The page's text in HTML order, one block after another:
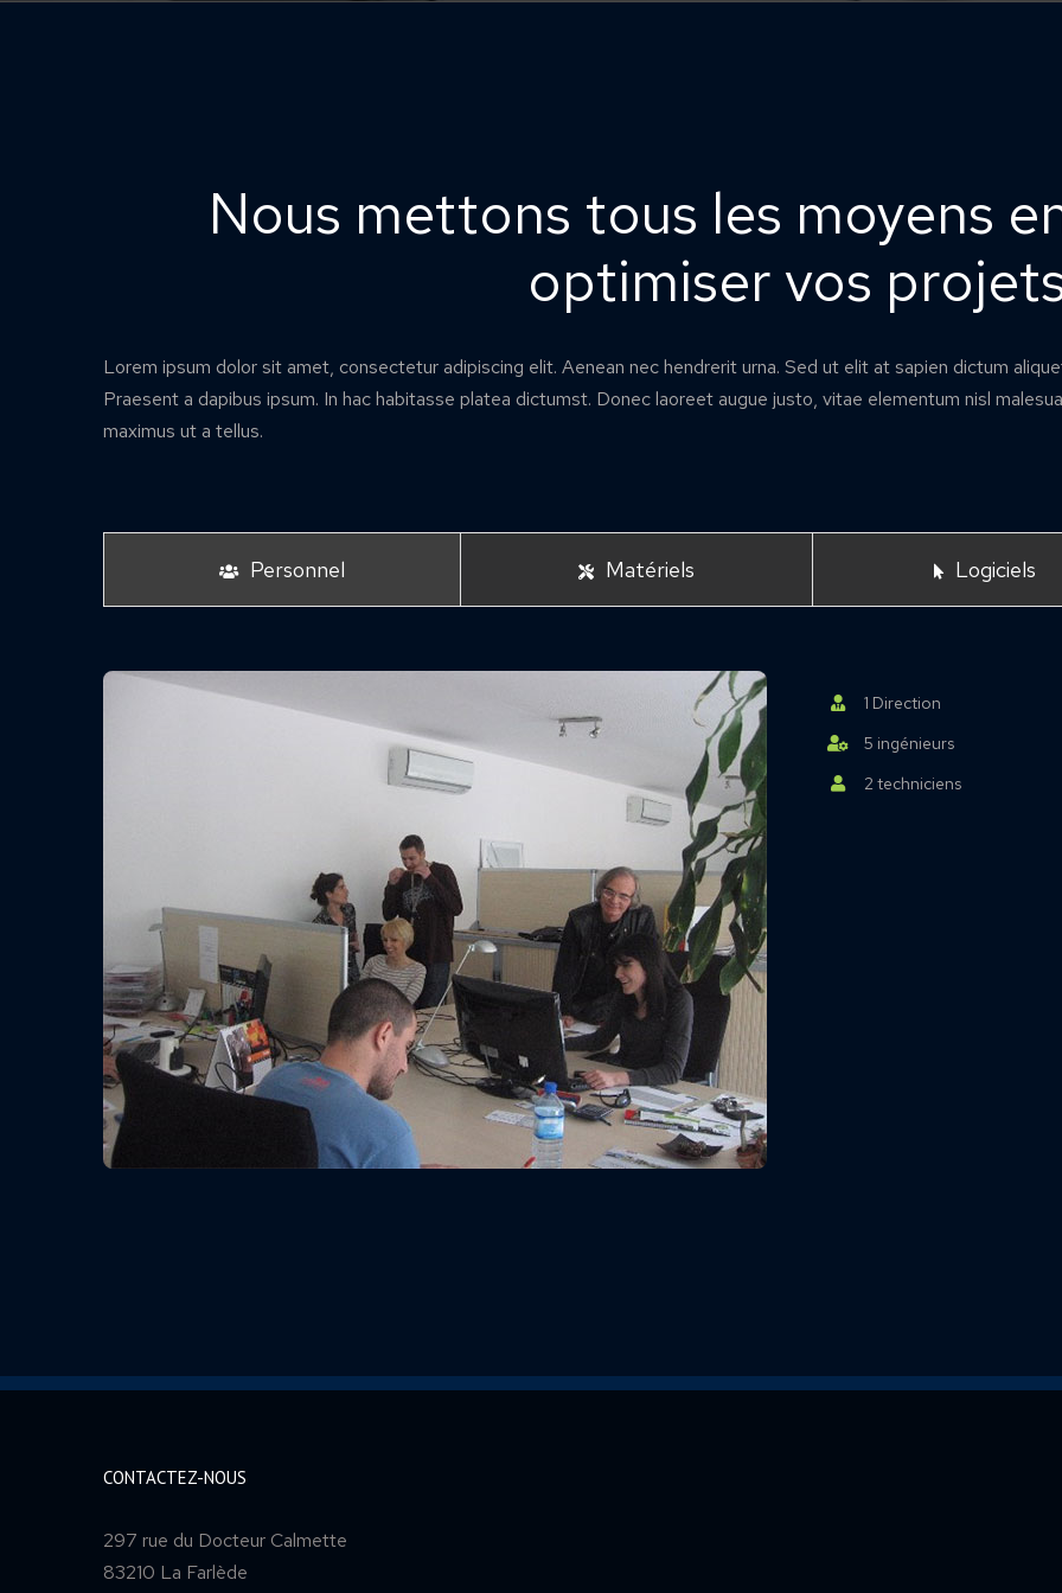
Nous mettons tous les moyens
optimiser vos
Lorem ipsum dolor sit amet, consectetur adipiscing elit. Aenean nec hendrerit urna. Sed ut elit at sapien dictum
Praesent a dapibus ipsum. In hac habitasse platea dictumst. Donec laoreet augue justo, vitae elementum nisl
maximus ut a tellus.
Personnel Matériels Logiciels
1 Direction
5 ingénieurs
2 techniciens
CONTACTEZ-NOUS
297 rue du Docteur Calmette
83210 La Farlède